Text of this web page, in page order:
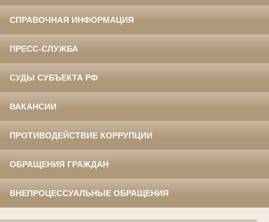
СПРАВОЧНАЯ ИНФОРМАЦИЯ
ПРЕСС-СЛУЖБА
СУДЫ СУБЪЕКТА РФ
ВАКАНСИИ
ПРОТИВОДЕЙСТВИЕ КОРРУПЦИИ
ОБРАЩЕНИЯ ГРАЖДАН
ВНЕПРОЦЕССУАЛЬНЫЕ ОБРАЩЕНИЯ